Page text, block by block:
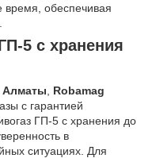
время, обеспечивая
5 с хранения
Алматы
Robamag
с гарантией
ГП-5 с хранения до
в
ситуациях. Для